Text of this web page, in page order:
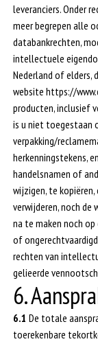
leveranciers. Onder
meer begrepen alle
databankrechten,
intellectuele
Nederland of elders,
website https://
producten, inclusief
is u niet toegestaan
verpakking/
herkenningstekens,
handelsnamen of
wijzigen, te
verwijderen, noch
na te maken noch
of
rechten van
gelieerde
6.
6.1 De totale
toerekenbare